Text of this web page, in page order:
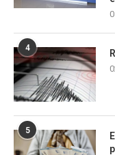
4
5